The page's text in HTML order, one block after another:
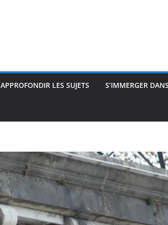
APPROFONDIR LES SUJETS S’IMMERGER